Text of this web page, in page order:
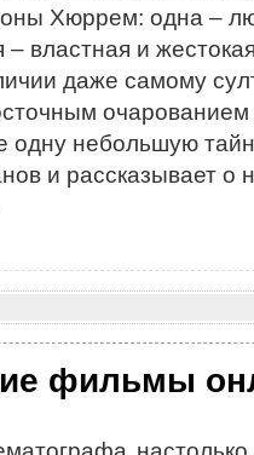
Хюррем: одна –
– властная и
даже самому
одну небольшую
и рассказывает о
фильмы